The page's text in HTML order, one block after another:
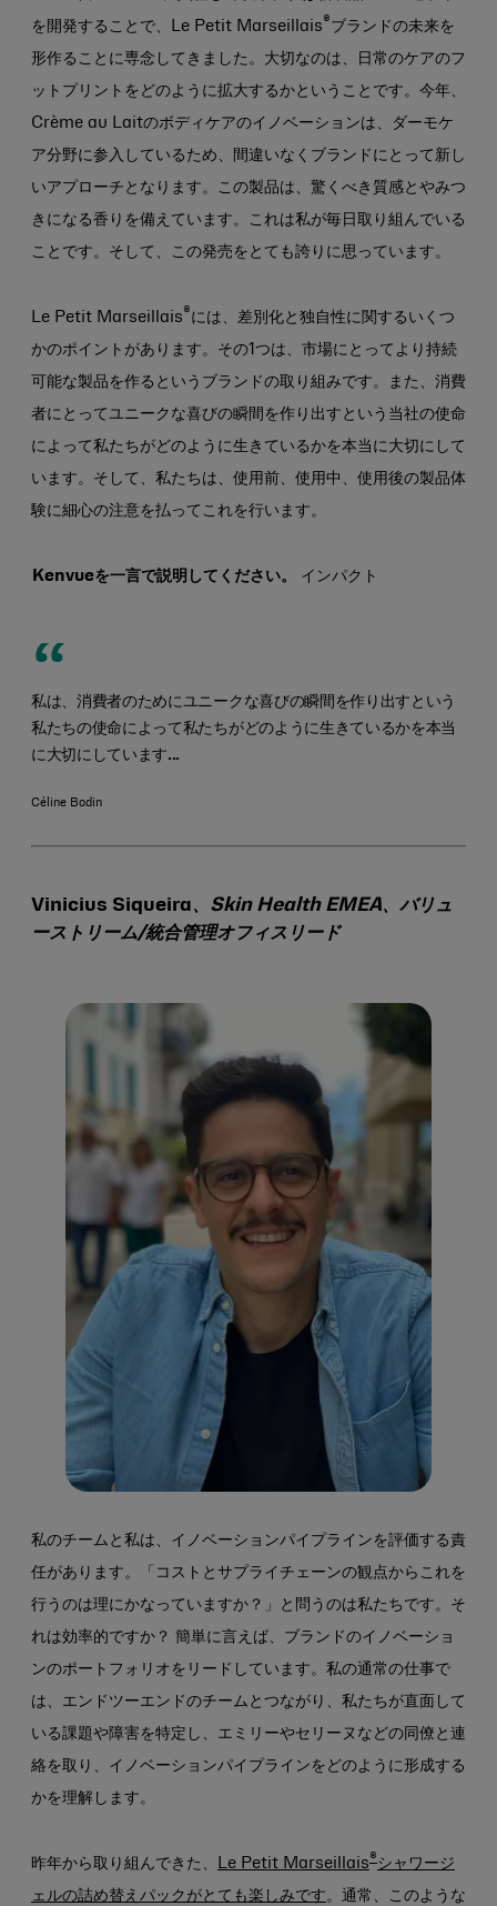
を開発することで、Le Petit Marseillais ® ブランドの未来を
形作ることに専念してきました。大切なのは、日常のケアのフ
ットプリントをどのように拡大するかということです。今年、
Crème au Laitのボディケアのイノベーションは、ダーモケ
ア分野に参入しているため、間違いなくブランドにとって新し
いアプローチとなります。この製品は、驚くべき質感とやみつ
きになる香りを備えています。これは私が毎日取り組んでいる
ことです。そして、この発売をとても誇りに思っています。
Le Petit Marseillais ® には、差別化と独自性に関するいくつ
かのポイントがあります。その1つは、市場にとってより持続
可能な製品を作るというブランドの取り組みです。また、消費
者にとってユニークな喜びの瞬間を作り出すという当社の使命
によって私たちがどのように生きているかを本当に大切にして
います。そして、私たちは、使用前、使用中、使用後の製品体
験に細心の注意を払ってこれを行います。
Kenvueを一言で説明してください。 インパクト
私は、消費者のためにユニークな喜びの瞬間を作り出すという
私たちの使命によって私たちがどのように生きているかを本当
に大切にしています...
Céline Bodin
Vinicius Siqueira、Skin Health EMEA、バリュ
ーストリーム/統合管理オフィスリード
私のチームと私は、イノベーションパイプラインを評価する責
任があります。「コストとサプライチェーンの観点からこれを
行うのは理にかなっていますか？」と問うのは私たちです。そ
れは効率的ですか？ 簡単に言えば、ブランドのイノベーショ
ンのポートフォリオをリードしています。私の通常の仕事で
は、エンドツーエンドのチームとつながり、私たちが直面して
いる課題や障害を特定し、エミリーやセリーヌなどの同僚と連
絡を取り、イノベーションパイプラインをどのように形成する
かを理解します。
昨年から取り組んできた、 Le Petit Marseillais ® シャワージ
ェルの詰め替えパックがとても楽しみです。通常、このような